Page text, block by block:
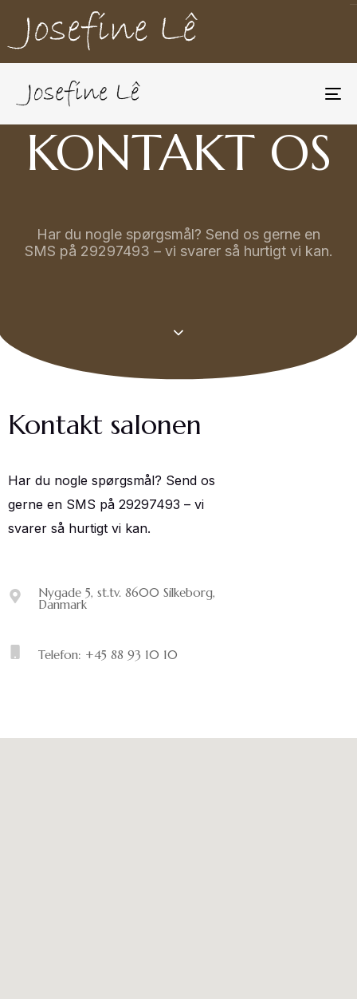
KONTAKT OS
Har du nogle spørgsmål? Send os gerne en
SMS på 29297493 – vi svarer så hurtigt vi kan.
Kontakt salonen
Har du nogle spørgsmål? Send os
gerne en SMS på 29297493 – vi
svarer så hurtigt vi kan.
Nygade 5, st.tv. 8600 Silkeborg,
Danmark
Telefon: +45 88 93 10 10